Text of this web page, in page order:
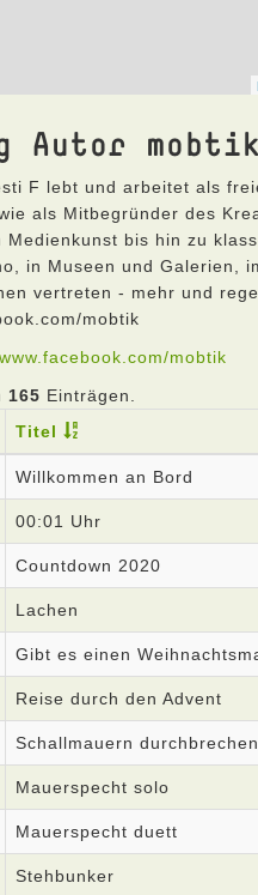
Autor mobtik
F lebt und arbeitet als
als Mitbegründer des
Medienkunst bis hin zu
in Museen und Galerien,
vertreten - mehr und
mobtik
mobtik
165 Einträgen.
Titel
Willkommen an Bord
00:01 Uhr
Countdown 2020
Lachen
Gibt es einen
Reise durch den Advent
Schallmauern durchbrechen
Mauerspecht solo
Mauerspecht duett
Stehbunker